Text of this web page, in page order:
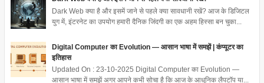
Dark Web क्या है और इसमें जाने से पहले क्या सावधानी रखें? आज के डिजिटल
युग में, इंटरनेट का उपयोग हमारी दैनिक जिंदगी का एक अहम हिस्सा बन चुका...
Digital Computer का Evolution — आसान भाषा में समझें | कंप्यूटर का
इतिहास
Updated On : 23-10-2025 Digital Computer का Evolution —
आसान भाषा में समझें अगर आपने कभी सोचा है कि आज के आधुनिक लैपटॉप या...